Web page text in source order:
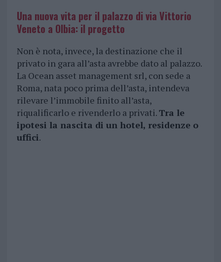
Una nuova vita per il palazzo di via Vittorio
Veneto a Olbia: il progetto
Non è nota, invece, la destinazione che il
privato in gara all’asta avrebbe dato al palazzo.
La Ocean asset management srl, con sede a
Roma, nata poco prima dell’asta, intendeva
rilevare l’immobile finito all’asta,
riqualificarlo e rivenderlo a privati.Tra le
ipotesi la nascita di un hotel, residenze o
uffici.